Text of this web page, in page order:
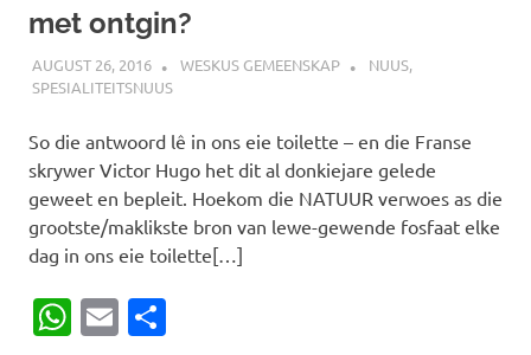
met ontgin?
AUGUST 26, 2016 WESKUS GEMEENSKAP NUUS,
SPESIALITEITSNUUS
So die antwoord lê in ons eie toilette – en die Franse
skrywer Victor Hugo het dit al donkiejare gelede
geweet en bepleit. Hoekom die NATUUR verwoes as die
grootste/maklikste bron van lewe-gewende fosfaat elke
dag in ons eie toilette[…]
WhatsApp
Email